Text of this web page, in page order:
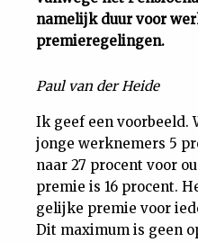
Tuchtrecht
Magazine
Podcast
namelijk duur voor
premieregelingen.
Paul van der Heide
Ik geef een voorbeeld.
jonge werknemers 5
naar 27 procent voor
premie is 16 procent.
gelijke premie voor
Dit maximum is geen